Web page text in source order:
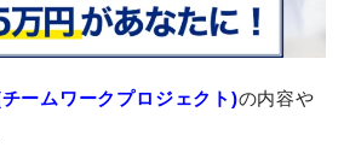
ームワークプロジェクト)の内容や